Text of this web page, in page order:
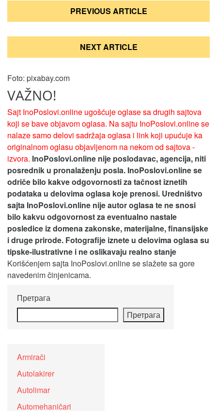
Кретање
PREVIOUS ARTICLE
NEXT ARTICLE
Foto: pixabay.com
VAŽNO!
Sajt InoPoslovi.online ugošćuje oglase sa drugih sajtova
koji se bave objavom oglasa. Na sajtu InoPoslovi.online se
nalaze samo delovi sadržaja oglasa i link koji upućuje ka
originalnom oglasu objavljenom na nekom od sajtova -
izvora. InoPoslovi.online nije poslodavac, agencija, niti
posrednik u pronalaženju posla. InoPoslovi.online se
odriče bilo kakve odgovornosti za tačnost iznetih
podataka u delovima oglasa koje prenosi. Uredništvo
sajta InoPoslovi.online nije autor oglasa te ne snosi
bilo kakvu odgovornost za eventualno nastale
posledice iz domena zakonske, materijalne, finansijske
i druge prirode. Fotografije iznete u delovima oglasa su
tipske-ilustrativne i ne oslikavaju realno stanje
Korišćenjem sajta InoPoslovi.online se slažete sa gore
navedenim činjenicama.
Претрага
Претрага
Armirači
Autolakirer
Autolimar
Automehaničari